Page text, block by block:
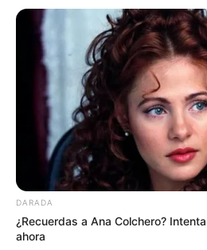
DARADA
¿Recuerdas a Ana Colchero?
ahora